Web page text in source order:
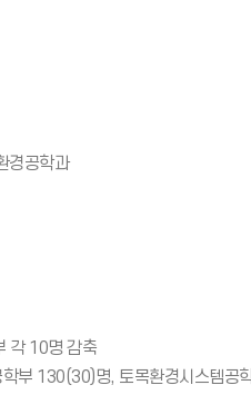
경공학과
각 10명 감축
부 130(30)명, 토목환경시스템공